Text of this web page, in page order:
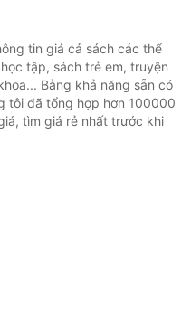
tin giá cả sách các thể
tập, sách trẻ em, truyện
Bằng khả năng sẵn có
tôi đã tổng hợp hơn 100000
tìm giá rẻ nhất trước khi